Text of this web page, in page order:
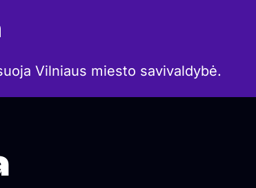
Vilniaus miesto savivaldybė.